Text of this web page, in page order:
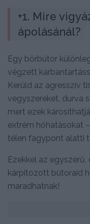
+1. Mire
ápolásánál?
Egy bőrbútor
végzett
Kerüld az agresszív
vegyszereket, durva
mert ezek
extrém hőhatásokat
télen fagypont alatti
Ezekkel az
kárpitozott bútoraid
maradhatnak!